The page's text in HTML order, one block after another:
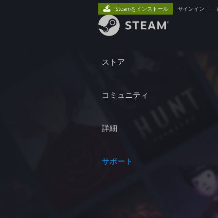
ストア
コミュニティ
詳細
サポート
Steamをインストール サインイン